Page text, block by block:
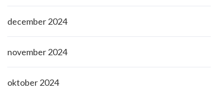
december 2024
november 2024
oktober 2024